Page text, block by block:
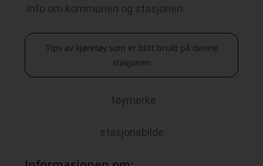
Info om kommunen og stasjonen:
Tips av kjøretøy som er blitt brukt på denne
stasjonen
tøymerke
stasjonsbilde